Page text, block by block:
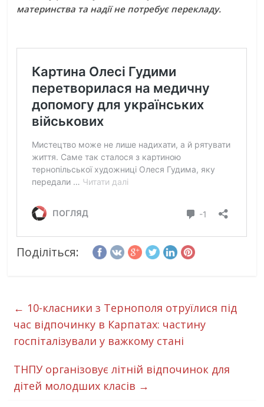
материнства та надії не потребує перекладу.
Поділіться:
← 10-класники з Тернополя отруїлися під
час відпочинку в Карпатах: частину
госпіталізували у важкому стані
ТНПУ організовує літній відпочинок для
дітей молодших класів →